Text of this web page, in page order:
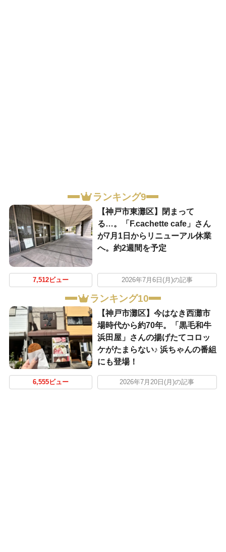
ランキング9
【神戸市東灘区】閉まって
る…。「F.cachette cafe」さん
が7月1日からリニューアル休業
へ。約2週間を予定
7,512ビュー 2026年7月6日(月)の記事
ランキング10
【神戸市灘区】今はなき西灘市
場時代から約70年。「黒毛和牛
浜田屋」さんの揚げたてコロッ
ケがたまらない♪ 浜ちゃんの番組
にも登場！
6,555ビュー 2026年7月20日(月)の記事